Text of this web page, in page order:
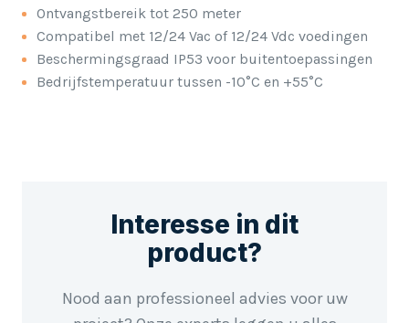
Ontvangstbereik tot 250 meter
Compatibel met 12/24 Vac of 12/24 Vdc voedingen
Beschermingsgraad IP53 voor buitentoepassingen
Bedrijfstemperatuur tussen -10°C en +55°C
Interesse in dit
product?
Nood aan professioneel advies voor uw